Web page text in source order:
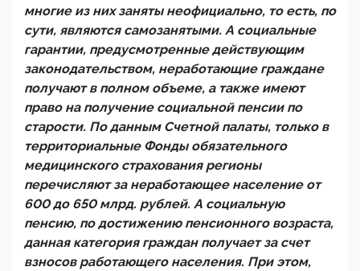
многие из них заняты неофициально, то есть, по
сути, являются самозанятыми. А социальные
гарантии, предусмотренные действующим
законодательством, неработающие граждане
получают в полном объеме, а также имеют
право на получение социальной пенсии по
старости. По данным Счетной палаты, только в
территориальные Фонды обязательного
медицинского страхования регионы
перечисляют за неработающее население от
600 до 650 млрд. рублей. А социальную
пенсию, по достижению пенсионного возраста,
данная категория граждан получает за счет
взносов работающего населения. При этом,